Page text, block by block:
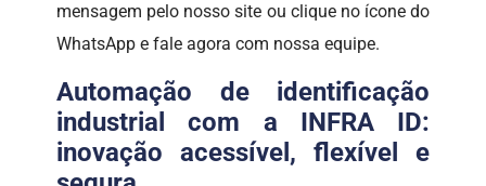
mensagem pelo nosso site ou clique no ícone do
WhatsApp e fale agora com nossa equipe.
Automação de identificação
industrial com a INFRA ID:
inovação acessível, flexível e